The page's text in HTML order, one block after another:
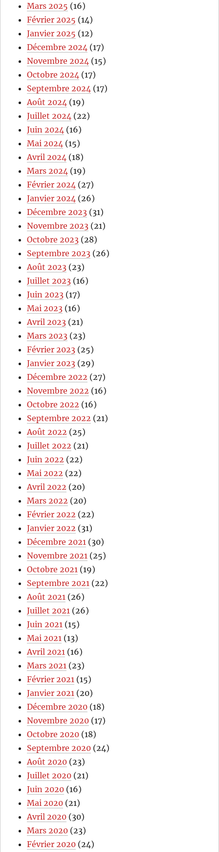
Mars 2025 (16)
Février 2025 (14)
Janvier 2025 (12)
Décembre 2024 (17)
Novembre 2024 (15)
Octobre 2024 (17)
Septembre 2024 (17)
Août 2024 (19)
Juillet 2024 (22)
Juin 2024 (16)
Mai 2024 (15)
Avril 2024 (18)
Mars 2024 (19)
Février 2024 (27)
Janvier 2024 (26)
Décembre 2023 (31)
Novembre 2023 (21)
Octobre 2023 (28)
Septembre 2023 (26)
Août 2023 (23)
Juillet 2023 (16)
Juin 2023 (17)
Mai 2023 (16)
Avril 2023 (21)
Mars 2023 (23)
Février 2023 (25)
Janvier 2023 (29)
Décembre 2022 (27)
Novembre 2022 (16)
Octobre 2022 (16)
Septembre 2022 (21)
Août 2022 (25)
Juillet 2022 (21)
Juin 2022 (22)
Mai 2022 (22)
Avril 2022 (20)
Mars 2022 (20)
Février 2022 (22)
Janvier 2022 (31)
Décembre 2021 (30)
Novembre 2021 (25)
Octobre 2021 (19)
Septembre 2021 (22)
Août 2021 (26)
Juillet 2021 (26)
Juin 2021 (15)
Mai 2021 (13)
Avril 2021 (16)
Mars 2021 (23)
Février 2021 (15)
Janvier 2021 (20)
Décembre 2020 (18)
Novembre 2020 (17)
Octobre 2020 (18)
Septembre 2020 (24)
Août 2020 (23)
Juillet 2020 (21)
Juin 2020 (16)
Mai 2020 (21)
Avril 2020 (30)
Mars 2020 (23)
Février 2020 (24)